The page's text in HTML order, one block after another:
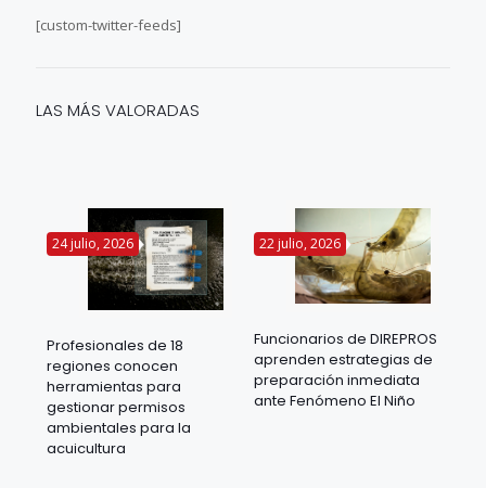
[custom-twitter-feeds]
LAS MÁS VALORADAS
24 julio, 2026
Profesionales de 18
regiones conocen
herramientas para
gestionar permisos
ambientales para la
acuicultura
22 julio, 2026
Funcionarios de DIREPROS
aprenden estrategias de
preparación inmediata
ante Fenómeno El Niño